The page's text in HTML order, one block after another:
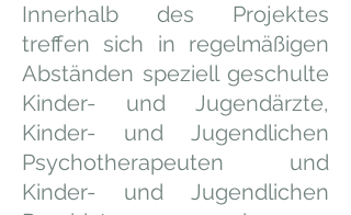
Innerhalb des Projektes
treffen sich in regelmäßigen
Abständen speziell geschulte
Kinder- und Jugendärzte,
Kinder- und Jugendlichen
Psychotherapeuten und
Kinder- und Jugendlichen